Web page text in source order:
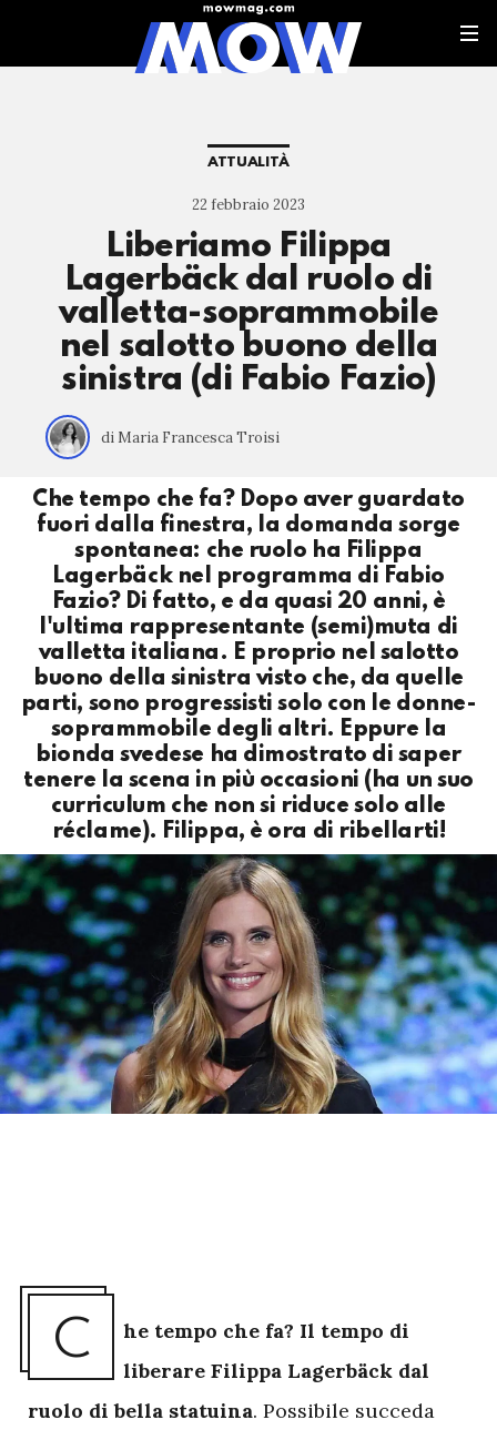
ATTUALITÀ
22 febbraio 2023
Liberiamo Filippa
Lagerbäck dal ruolo di
valletta-soprammobile
nel salotto buono della
sinistra (di Fabio Fazio)
di Maria Francesca Troisi
Che tempo che fa? Dopo aver guardato
fuori dalla finestra, la domanda sorge
spontanea: che ruolo ha Filippa
Lagerbäck nel programma di Fabio
Fazio? Di fatto, e da quasi 20 anni, è
l'ultima rappresentante (semi)muta di
valletta italiana. E proprio nel salotto
buono della sinistra visto che, da quelle
parti, sono progressisti solo con le donne-
soprammobile degli altri. Eppure la
bionda svedese ha dimostrato di saper
tenere la scena in più occasioni (ha un suo
curriculum che non si riduce solo alle
réclame). Filippa, è ora di ribellarti!
C
he tempo che fa? Il tempo di
liberare Filippa Lagerbäck dal
ruolo di bella statuina. Possibile succeda